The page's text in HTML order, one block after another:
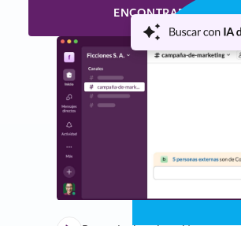
ENCONTRAR TU PLAN